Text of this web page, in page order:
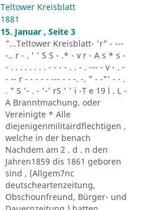
Teltower Kreisblatt
1881
15. Januar , Seite 3
"...Teltower Kreisblatt- 'r" - ---
-.. r - . ' ' S S - .* - v r - A s * s -
- . . . . . . . . - - - - . . - . --- - v - . -
- -- r - - - - - --- - - -. -. " - -"' - - .
. " S '- . - '-' rS ' ' i -T e 19 l . L -
A Branntmachung. oder
Vereinigte * Alle
diejenigenmilitairdflechtigen ,
welche in der benach
Nachdem am 2 . d . n den
Jahren1859 dis 1861 geboren
sind , (Allgem7nc
deutscheartenzeitung,
Obschounfreund, Bürger- und